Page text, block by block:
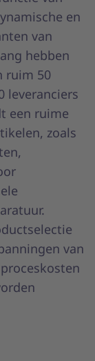
en
van
hebben
ruim 50
leveranciers
een ruime
zoals
van